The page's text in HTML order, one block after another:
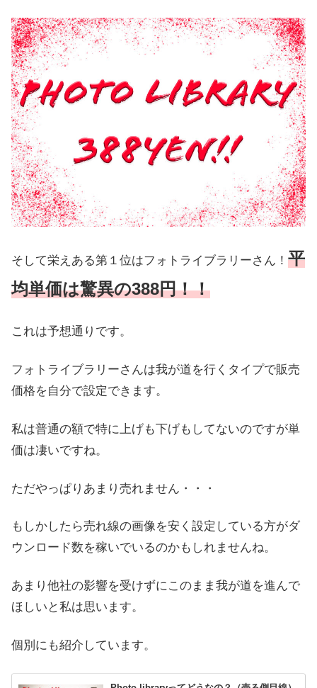
そして栄えある第１位はフォトライブラリーさん！ 平
均単価は驚異の388円！！
これは予想通りです。
フォトライブラリーさんは我が道を行くタイプで販売
価格を自分で設定できます。
私は普通の額で特に上げも下げもしてないのですが単
価は凄いですね。
ただやっぱりあまり売れません・・・
もしかしたら売れ線の画像を安く設定している方がダ
ウンロード数を稼いでいるのかもしれませんね。
あまり他社の影響を受けずにこのまま我が道を進んで
ほしいと私は思います。
個別にも紹介しています。